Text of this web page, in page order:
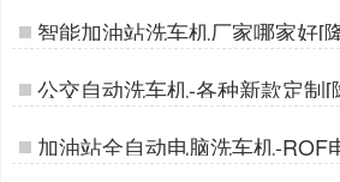
智能加油站洗车机厂家哪家好[
…
公交自动洗车机-各种新款定制[
晟]…
加油站全自动电脑洗车机-ROF
故障自检[隆茂鑫晟]…